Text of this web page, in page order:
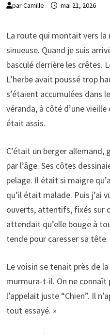
parCamille mai 21, 2026
La route qui montait vers
sinueuse. Quand je suis
basculé derrière les crêtes.
L’herbe avait poussé trop
s’étaient accumulées dans
véranda, à côté d’une vieille
était assis.
C’était un berger allemand,
par l’âge. Ses côtes
pelage. Il était si maigre
qu’il était malade. Puis j’ai
ouverts, attentifs, fixés sur
attendait qu’elle bouge à
tende pour caresser sa tête.
Le voisin se tenait près de
murmura-t-il. On ne connaît
l’appelait juste “Chien”. Il
tout essayé. »